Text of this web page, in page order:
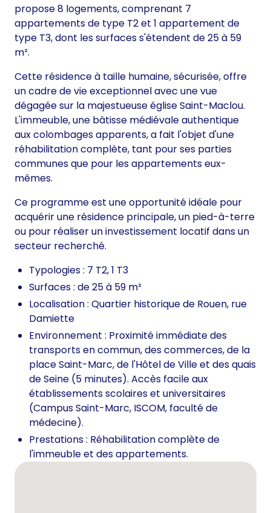
propose 8 logements, comprenant 7
appartements de type T2 et 1 appartement de
type T3, dont les surfaces s'étendent de 25 à 59
m².
Cette résidence à taille humaine, sécurisée, offre
un cadre de vie exceptionnel avec une vue
dégagée sur la majestueuse église Saint-Maclou.
L'immeuble, une bâtisse médiévale authentique
aux colombages apparents, a fait l'objet d'une
réhabilitation complète, tant pour ses parties
communes que pour les appartements eux-
mêmes.
Ce programme est une opportunité idéale pour
acquérir une résidence principale, un pied-à-terre
ou pour réaliser un investissement locatif dans un
secteur recherché.
Typologies : 7 T2, 1 T3
Surfaces : de 25 à 59 m²
Localisation : Quartier historique de Rouen, rue
Damiette
Environnement : Proximité immédiate des
transports en commun, des commerces, de la
place Saint-Marc, de l'Hôtel de Ville et des quais
de Seine (5 minutes). Accès facile aux
établissements scolaires et universitaires
(Campus Saint-Marc, ISCOM, faculté de
médecine).
Prestations : Réhabilitation complète de
l'immeuble et des appartements.